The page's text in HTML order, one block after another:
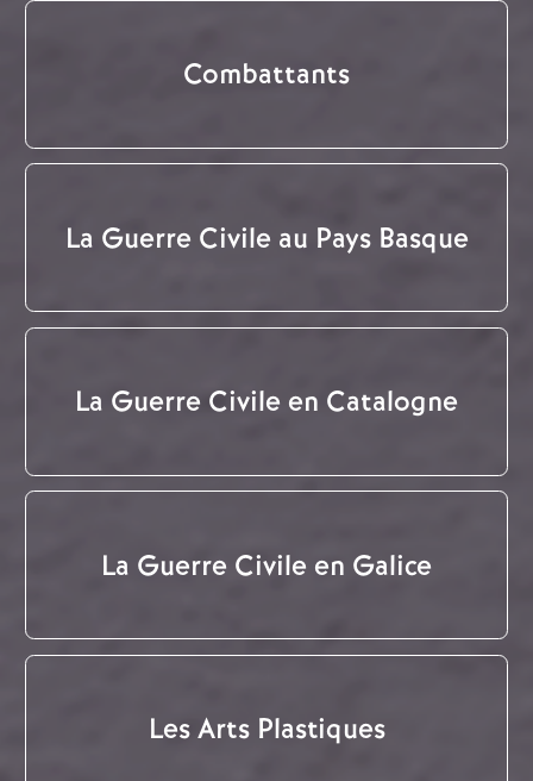
Combattants
La Guerre Civile au Pays Basque
La Guerre Civile en Catalogne
La Guerre Civile en Galice
Les Arts Plastiques